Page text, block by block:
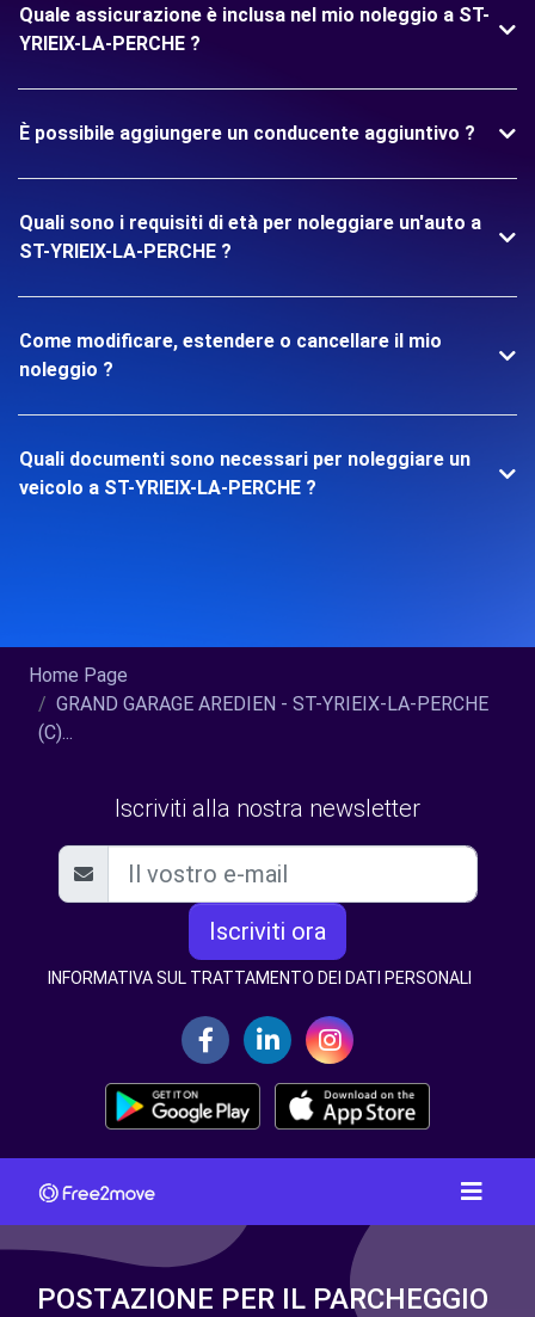
Quale assicurazione è inclusa nel mio noleggio a ST-
YRIEIX-LA-PERCHE ?
È possibile aggiungere un conducente aggiuntivo ?
Quali sono i requisiti di età per noleggiare un'auto a
ST-YRIEIX-LA-PERCHE ?
Come modificare, estendere o cancellare il mio
noleggio ?
Quali documenti sono necessari per noleggiare un
veicolo a ST-YRIEIX-LA-PERCHE ?
Home Page
GRAND GARAGE AREDIEN - ST-YRIEIX-LA-PERCHE
(C)...
Iscriviti alla nostra newsletter
Iscriviti ora
INFORMATIVA SUL TRATTAMENTO DEI DATI PERSONALI
POSTAZIONE PER IL PARCHEGGIO